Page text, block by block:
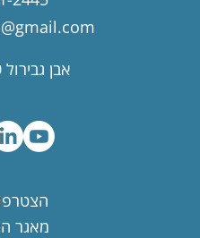
אבן גבירול 30 תל- אביב
מאגר